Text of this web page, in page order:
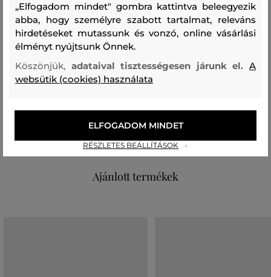
Szezon: FW24
Termék kódja
406500_4M50-624-CC-42-0
Összetétel
felső anyag
Ajánlott termékek
„Elfogadom mindet" gombra kattintva beleegyezik
abba, hogy személyre szabott tartalmat, releváns
hirdetéseket mutassunk és vonzó, online vásárlási
élményt nyújtsunk Önnek.
Köszönjük, adataival tisztességesen járunk el.A
websütik (cookies) használata
RÉSZLETES BEÁLLÍTÁSOK
ELFOGADOM MINDET